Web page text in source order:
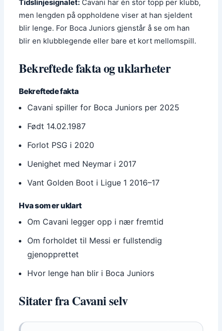
Tidslinjesignalet: Cavani har én stor topp per klubb,
men lengden på oppholdene viser at han sjeldent
blir lenge. For Boca Juniors gjenstår å se om han
blir en klubblegende eller bare et kort mellomspill.
Bekreftede fakta og uklarheter
Bekreftede fakta
Cavani spiller for Boca Juniors per 2025
Født 14.02.1987
Forlot PSG i 2020
Uenighet med Neymar i 2017
Vant Golden Boot i Ligue 1 2016–17
Hva som er uklart
Om Cavani legger opp i nær fremtid
Om forholdet til Messi er fullstendig
gjenopprettet
Hvor lenge han blir i Boca Juniors
Sitater fra Cavani selv